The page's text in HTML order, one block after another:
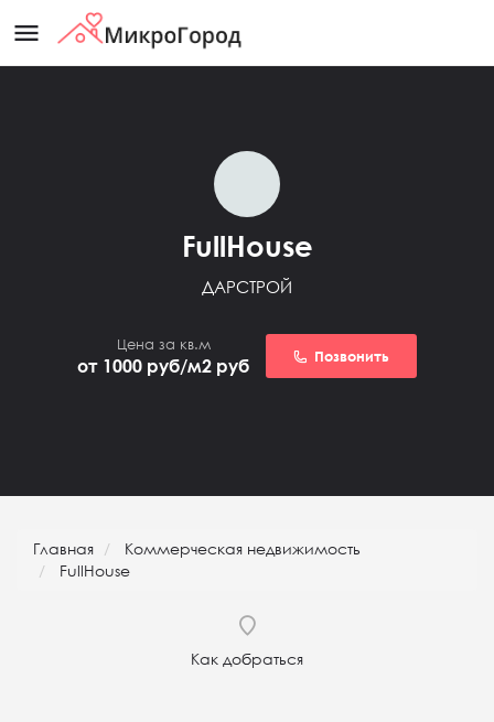
menu
FullHouse
ДАРСТРОЙ
Цена за кв.м
от 1000 руб/м2 руб Позвонить
Главная
Коммерческая недвижимость
FullHouse
Как добраться